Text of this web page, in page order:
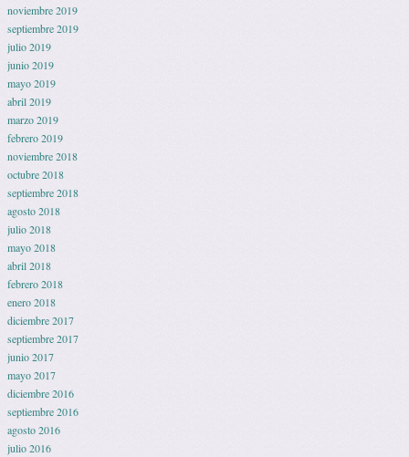
noviembre 2019
septiembre 2019
julio 2019
junio 2019
mayo 2019
abril 2019
marzo 2019
febrero 2019
noviembre 2018
octubre 2018
septiembre 2018
agosto 2018
julio 2018
mayo 2018
abril 2018
febrero 2018
enero 2018
diciembre 2017
septiembre 2017
junio 2017
mayo 2017
diciembre 2016
septiembre 2016
agosto 2016
julio 2016